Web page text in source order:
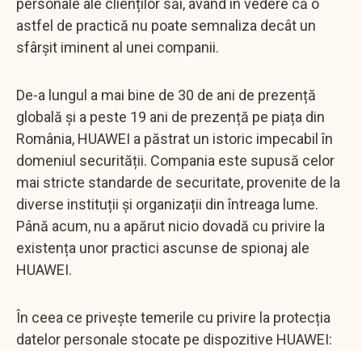
astfel de practică nu poate semnaliza decât un
sfârșit iminent al unei companii.
De-a lungul a mai bine de 30 de ani de prezență
globală și a peste 19 ani de prezență pe piața din
România, HUAWEI a păstrat un istoric impecabil în
domeniul securității. Compania este supusă celor
mai stricte standarde de securitate, provenite de la
diverse instituții și organizații din întreaga lume.
Până acum, nu a apărut nicio dovadă cu privire la
existența unor practici ascunse de spionaj ale
HUAWEI.
În ceea ce privește temerile cu privire la protecția
datelor personale stocate pe dispozitive HUAWEI: